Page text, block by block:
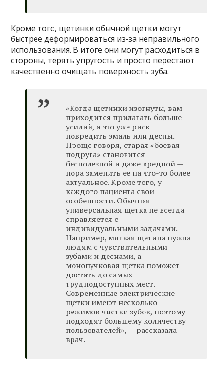
Кроме того, щетинки обычной щетки могут
быстрее деформироваться из-за неправильного
использования. В итоге они могут расходиться в
стороны, терять упругость и просто перестают
качественно очищать поверхность зуба.
«Когда щетинки изогнуты, вам
приходится прилагать больше
усилий, а это уже риск
повредить эмаль или десны.
Проще говоря, старая «боевая
подруга» становится
бесполезной и даже вредной —
пора заменить ее на что-то более
актуальное. Кроме того, у
каждого пациента свои
особенности. Обычная
универсальная щетка не всегда
справляется с
индивидуальными задачами.
Например, мягкая щетина нужна
людям с чувствительными
зубами и деснами, а
монопучковая щетка поможет
достать до самых
труднодоступных мест.
Современные электрические
щетки имеют несколько
режимов чистки зубов, поэтому
подходят большему количеству
пользователей», — рассказала
врач.